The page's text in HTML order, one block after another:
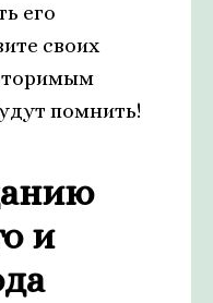
его
своих
помнить!
и